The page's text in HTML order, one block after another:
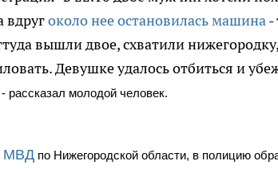
вдругоколо нее остановилась машина-
вышли двое, схватили
Девушке удалось отбиться и
рассказал молодой человек.
МВД по Нижегородской области, в полицию